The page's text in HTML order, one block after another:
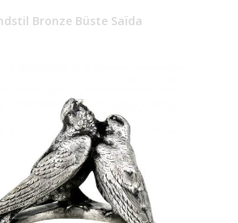
Bronze Büste Saïda